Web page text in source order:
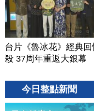
台片《魯冰花》經典回
殺 37周年重返大銀幕
今日整點新聞